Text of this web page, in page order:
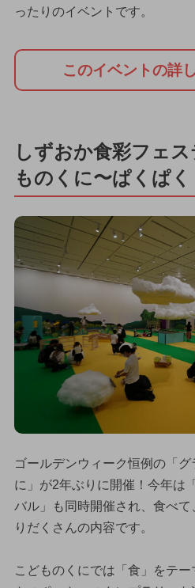
ったりのイベントです。
このイベントの詳
しずおか食彩フェ
ものくに〜ぱくぱ
ゴールデンウィーク恒例の「グ
に」が2年ぶりに開催！今年は
バル」も同時開催され、食べ
りだくさんの内容です。
こどものくにでは「食」をテ